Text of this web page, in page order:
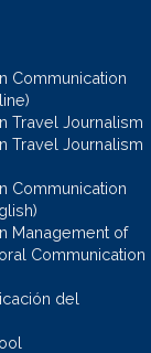
Communication
Travel Journalism
Travel Journalism
Communication
Management of
Communication
del